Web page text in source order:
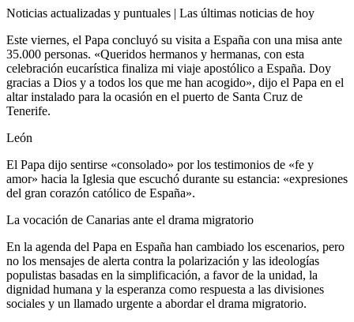
Noticias actualizadas y puntuales | Las últimas noticias de hoy
Este viernes, el Papa concluyó su visita a España con una misa ante
35.000 personas. «Queridos hermanos y hermanas, con esta
celebración eucarística finaliza mi viaje apostólico a España. Doy
gracias a Dios y a todos los que me han acogido», dijo el Papa en el
altar instalado para la ocasión en el puerto de Santa Cruz de
Tenerife.
León
El Papa dijo sentirse «consolado» por los testimonios de «fe y
amor» hacia la Iglesia que escuchó durante su estancia: «expresiones
del gran corazón católico de España».
La vocación de Canarias ante el drama migratorio
En la agenda del Papa en España han cambiado los escenarios, pero
no los mensajes de alerta contra la polarización y las ideologías
populistas basadas en la simplificación, a favor de la unidad, la
dignidad humana y la esperanza como respuesta a las divisiones
sociales y un llamado urgente a abordar el drama migratorio.